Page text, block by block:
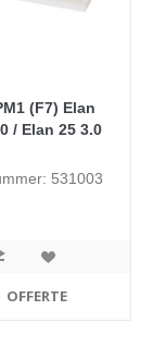
(F7) Elan
/ Elan 25 3.0
531003
OFFERTE